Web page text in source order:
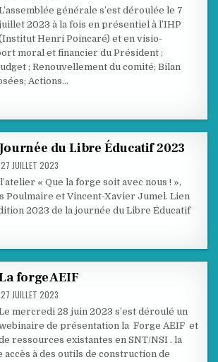
générale s’est déroulée le 7
2023 à la fois en présentiel à l’IHP
Henri Poincaré) et en visio-
moral et financier du Président ;
; Renouvellement du comité; Bilan
Actions…
Journée du Libre Éducatif 2023
27 JUILLET 2023
« Que la forge soit avec nous ! »,
Poulmaire et Vincent-Xavier Jumel. Lien
2023 de la journée du Libre Éducatif
forge AEIF
27 JUILLET 2023
mercredi 28 juin 2023 s’est déroulé un
de présentation la Forge AEIF et
ressources existantes en SNT/NSI . la
accès à des outils de construction de